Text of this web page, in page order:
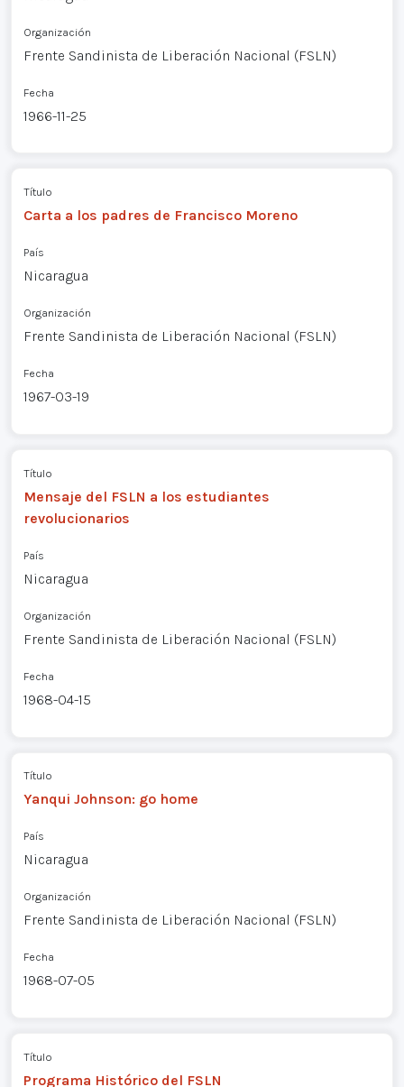
Organización
Frente Sandinista de Liberación Nacional (FSLN)
Fecha
1966-11-25
Título
Carta a los padres de Francisco Moreno
País
Nicaragua
Organización
Frente Sandinista de Liberación Nacional (FSLN)
Fecha
1967-03-19
Título
Mensaje del FSLN a los estudiantes
revolucionarios
País
Nicaragua
Organización
Frente Sandinista de Liberación Nacional (FSLN)
Fecha
1968-04-15
Título
Yanqui Johnson: go home
País
Nicaragua
Organización
Frente Sandinista de Liberación Nacional (FSLN)
Fecha
1968-07-05
Título
Programa Histórico del FSLN